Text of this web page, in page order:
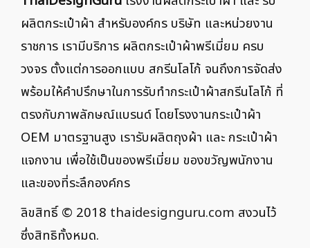
ผลิตกระเป๋าผ้า สำหรับองค์กร บริษัท และหน่วยงาน
ราชการ เรามีบริการ ผลิตกระเป๋าผ้าพรีเมี่ยม ครบ
วงจร ตั้งแต่การออกแบบ สกรีนโลโก้ จนถึงการจัดส่ง
พร้อมให้คำปรึกษาในการรับทำกระเป๋าผ้าสกรีนโลโก้ ที่
ตรงกับภาพลักษณ์แบรนด์ โดยโรงงานกระเป๋าผ้า
OEM มาตรฐานสูง เรารับผลิตถุงผ้า และ กระเป๋าผ้า
แจกงาน เพื่อใช้เป็นของพรีเมี่ยม ของขวัญพนักงาน
และของที่ระลึกองค์กร
ลิขสิทธิ์ © 2018 thaidesignguru.com สงวนไว้
ซึ่งสิทธิทั้งหมด.